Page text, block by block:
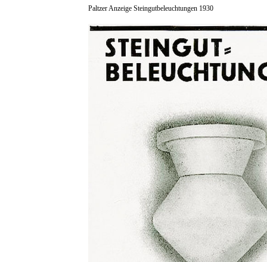
Paltzer Anzeige Steingutbeleuchtungen 1930